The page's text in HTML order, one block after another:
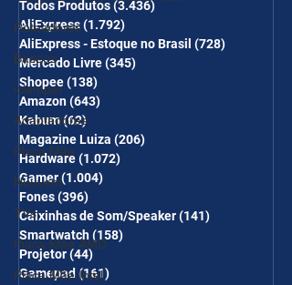
Roteadores
Baseus
iclamper
Adaptadores
Placa Mãe
Nuuvem
TVs
Placa Mãe AMD
Placa Mãe Intel
desc em 10 itens) OS
CUPONS SÃO VÁLIDOS NO
COMBO
Todos Produtos(3.436)3.436 posts
AliExpress(1.792)
AliExpress - Estoque no Brasil (728)
Mercado Livre(345)
Shopee(138)
Amazon(643)
Kabum(62)
Magazine Luiza (206)
Hardware(1.072)
Gamer(1.004)
Fones(396)
Caixinhas de Som/Speaker(141)
Smartwatch(158)
Projetor(44)
Gamepad (161)